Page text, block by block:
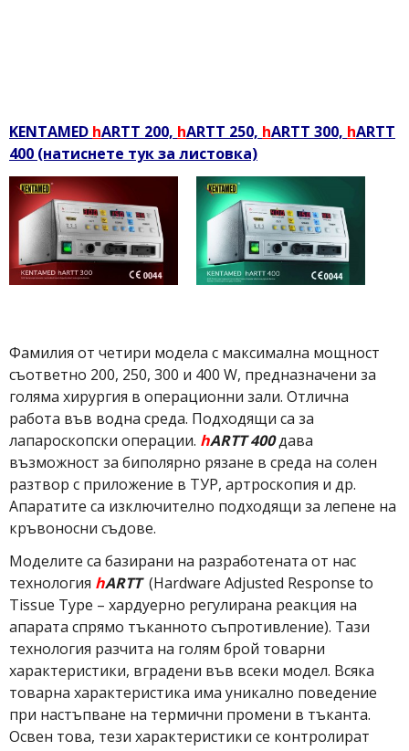
KENTAMED hARTT 200, hARTT 250, hARTT 300, hARTT
400 (натиснете тук за листовка)
Фамилия от четири модела с максимална мощност
съответно 200, 250, 300 и 400 W, предназначени за
голяма хирургия в операционни зали. Отлична
работа във водна среда. Подходящи са за
лапароскопски операции. hARTT 400дава
възможност за биполярно рязане в среда на солен
разтвор с приложение в ТУР, артроскопия и др.
Апаратите са изключително подходящи за лепене на
кръвоносни съдове.
Моделите са базирани на разработената от нас
технология hARTT (Hardware Adjusted Response to
Tissue Type – хардуерно регулирана реакция на
апарата спрямо тъканното съпротивление). Тази
технология разчита на голям брой товарни
характеристики, вградени във всеки модел. Всяка
товарна характеристика има уникално поведение
при настъпване на термични промени в тъканта.
Освен това, тези характеристики се контролират